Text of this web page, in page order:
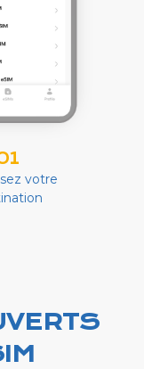
votre